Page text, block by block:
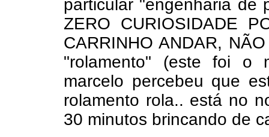
particular "engenharia de
ZERO CURIOSIDADE
CARRINHO ANDAR,
"rolamento" (este foi o
marcelo percebeu que
rolamento rola.. está no
30 minutos brincando de